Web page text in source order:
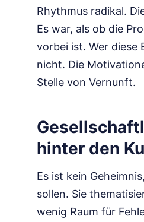
Rhythmus radikal.
Es war, als ob die
vorbei ist. Wer diese
nicht. Die
Stelle von Vernunft.
hinter den
Es ist kein
sollen. Sie
wenig Raum für